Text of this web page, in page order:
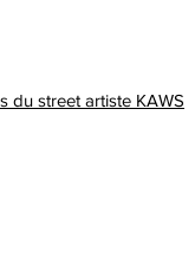
du street artiste KAWS